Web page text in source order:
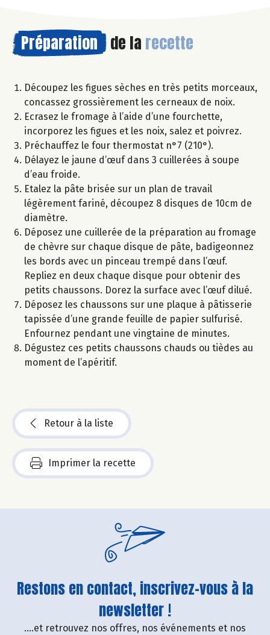
Préparation de la recette
Découpez les figues sèches en très petits morceaux,
concassez grossièrement les cerneaux de noix.
Ecrasez le fromage à l’aide d’une fourchette,
incorporez les figues et les noix, salez et poivrez.
Préchauffez le four thermostat n°7 (210°).
Délayez le jaune d’œuf dans 3 cuillerées à soupe
d’eau froide.
Etalez la pâte brisée sur un plan de travail
légèrement fariné, découpez 8 disques de 10cm de
diamètre.
Déposez une cuillerée de la préparation au fromage
de chèvre sur chaque disque de pâte, badigeonnez
les bords avec un pinceau trempé dans l’œuf.
Repliez en deux chaque disque pour obtenir des
petits chaussons. Dorez la surface avec l’œuf dilué.
Déposez les chaussons sur une plaque à pâtisserie
tapissée d’une grande feuille de papier sulfurisé.
Enfournez pendant une vingtaine de minutes.
Dégustez ces petits chaussons chauds ou tièdes au
moment de l’apéritif.
Retour à la liste
Imprimer la recette
Restons en contact, inscrivez-vous à la
newsletter !
....et retrouvez nos offres, nos événements et nos